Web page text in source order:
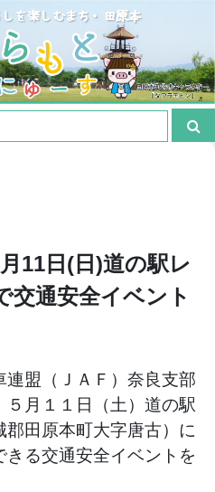
11日(日)道の駅レ
交通安全イベント
盟（ＪＡＦ）奈良支部
月１１日（土）道の駅
郡田原本町大字唐古）に
る交通安全イベントを